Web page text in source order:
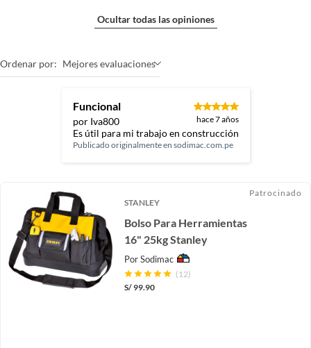
Ocultar todas las opiniones
Ordenar por: Mejores evaluaciones
Funcional
por Iva800 hace 7 años
Es útil para mi trabajo en construcción
Publicado originalmente en sodimac.com.pe
STANLEY
Bolso Para Herramientas
16" 25kg Stanley
PorSodimac
(12)
S/99.90
Patrocinado